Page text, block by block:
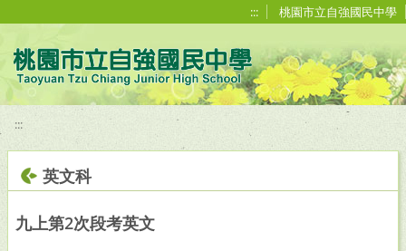
::: 桃園市立自強國民中學
:::
英文科
九上第2次段考英文